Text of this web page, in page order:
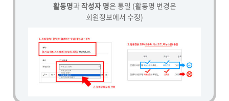
활동명과작성자 명은 통일 (활동명 변경은
회원정보에서 수정)